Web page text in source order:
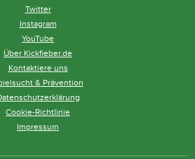
Twitter
Instagram
YouTube
Über Kickfieber.de
Kontaktiere uns
& Prävention
Cookie-Richtlinie
Impressum